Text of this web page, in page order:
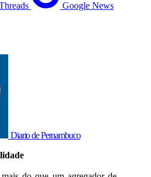
Google News
Diario de Pernambuco